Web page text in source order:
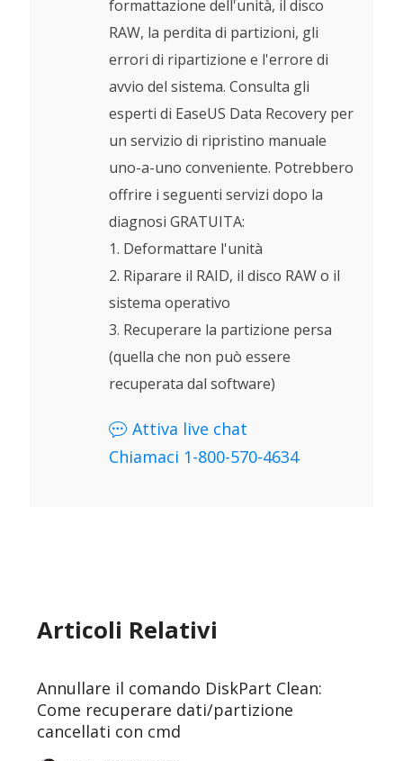
formattazione dell'unità, il disco
RAW, la perdita di partizioni, gli
errori di ripartizione e l'errore di
avvio del sistema. Consulta gli
esperti di EaseUS Data Recovery per
un servizio di ripristino manuale
uno-a-uno conveniente. Potrebbero
offrire i seguenti servizi dopo la
diagnosi GRATUITA:
1. Deformattare l'unità
2. Riparare il RAID, il disco RAW o il
sistema operativo
3. Recuperare la partizione persa
(quella che non può essere
recuperata dal software)
 Attiva live chat
Chiamaci 1-800-570-4634
Articoli Relativi
Annullare il comando DiskPart Clean:
Come recuperare dati/partizione
cancellati con cmd